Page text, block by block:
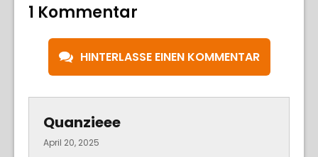
1 Kommentar
HINTERLASSE EINEN KOMMENTAR
Quanzieee
April 20, 2025